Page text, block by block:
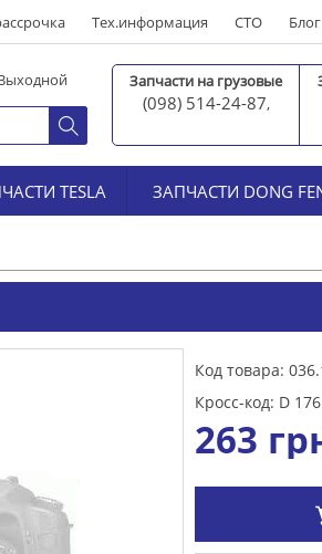
Тех.информация СТО Блог
Запчасти на грузовые
(098) 514-24-87,
TESLA ЗАПЧАСТИ DONG
Код товара:
Кросс-код: D
263